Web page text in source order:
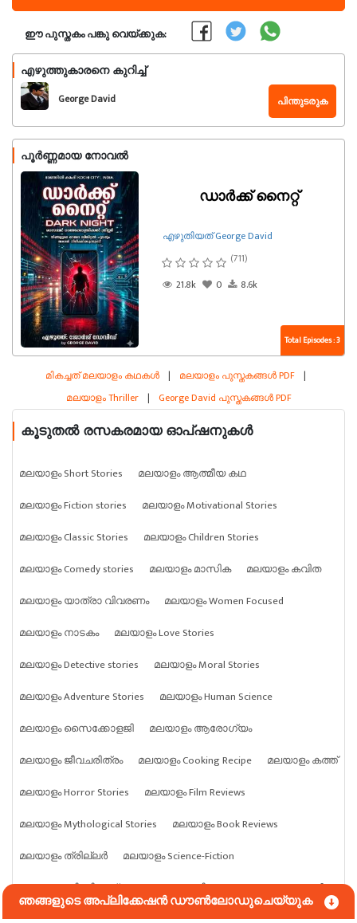
ഈ പുസ്തകം പങ്കു വെയ്ക്കുക:
എഴുത്തുകാരനെ കുറിച്ച്
George David പിന്തുടരുക
പൂർണ്ണമായ നോവൽ
​ഡാർക്ക് നൈറ്റ്
എഴുതിയത് George David
(711)
21.8k
0 8.6k
Total Episodes : 3
മികച്ചത് മലയാളം കഥകൾ | മലയാളം പുസ്തകങ്ങൾ PDF |
മലയാളം Thriller | George David പുസ്തകങ്ങൾ PDF
കൂടുതൽ രസകരമായ ഓപ്ഷനുകൾ
മലയാളം Short Stories
മലയാളം ആത്മീയ കഥ
മലയാളം Fiction stories
മലയാളം Motivational Stories
മലയാളം Classic Stories
മലയാളം Children Stories
മലയാളം Comedy stories
മലയാളം മാസിക
മലയാളം കവിത
മലയാളം യാത്രാ വിവരണം
മലയാളം Women Focused
മലയാളം നാടകം
മലയാളം Love Stories
മലയാളം Detective stories
മലയാളം Moral Stories
മലയാളം Adventure Stories
മലയാളം Human Science
മലയാളം സൈക്കോളജി
മലയാളം ആരോഗ്യം
മലയാളം ജീവചരിത്രം
മലയാളം Cooking Recipe
മലയാളം കത്ത്
മലയാളം Horror Stories
മലയാളം Film Reviews
മലയാളം Mythological Stories
മലയാളം Book Reviews
മലയാളം ത്രില്ലർ
മലയാളം Science-Fiction
മലയാളം ബിസിനസ്സ്
മലയാളം കായികം
മലയാളം മൃഗങ്ങൾ
ഞങ്ങളുടെ അപ്ലിക്കേഷൻ ഡൗൺലോഡുചെയ്യുക